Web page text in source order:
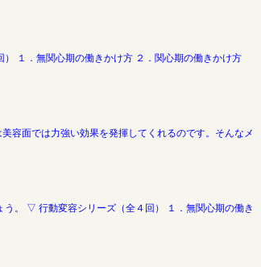
１．無関心期の働きかけ方 ２．関心期の働きかけ方
容面では力強い効果を発揮してくれるのです。そんなメ
。 ▽ 行動変容シリーズ（全４回） １．無関心期の働き